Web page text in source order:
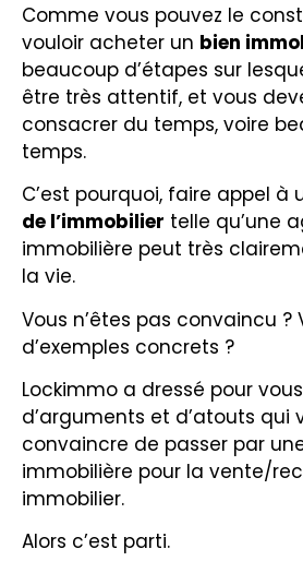
Comme vous pouvez le
vouloir acheter un bien
beaucoup d’étapes sur
être très attentif, et vous
consacrer du temps, voire
temps.
C’est pourquoi, faire appel à
de l’immobilier telle qu’une
immobilière peut très
la vie.
Vous n’êtes pas convaincu ?
d’exemples concrets ?
Lockimmo a dressé pour
d’arguments et d’atouts qui
convaincre de passer par
immobilière pour la vente/
immobilier.
Alors c’est parti.